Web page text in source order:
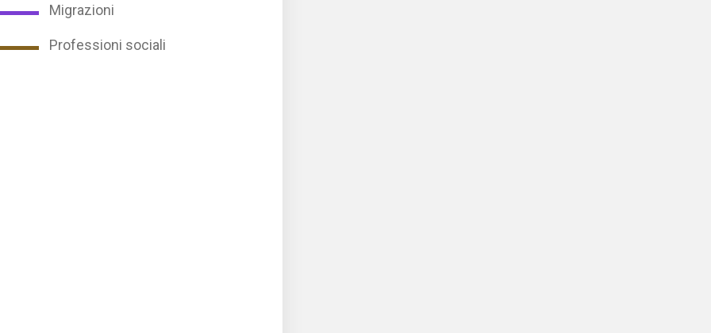
Migrazioni
Professioni sociali